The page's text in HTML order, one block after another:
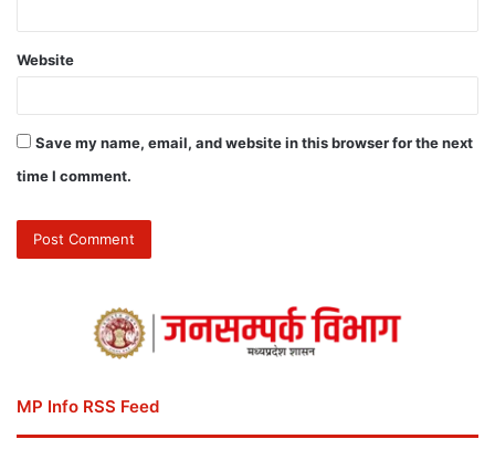
Website
Save my name, email, and website in this browser for the next
time I comment.
MP Info RSS Feed